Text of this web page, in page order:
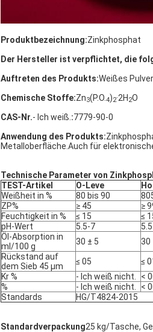
Produktbezeichnung:Zinkphosphat
Der Hersteller ist verpflichtet, die
Auftreten des Produkts:Weißes Pulver
Chemische Stoffe:Zn3(P.O. 4)2·2H2O
CAS-Nr.- Ich weiß. :7779-90-0
Anwendung des Produkts:
Metalloberfläche.Auch für
Technische Parameter von
TEST-Artikel
O-Leve
Weißheit in %
80 bis 90
ZP%
≥ 45 ≥
Feuchtigkeit in %
≤ 15 ≤
pH-Wert
5.5-7
Öl-Absorption in
ml/100 g
30 ± 5 30
Rückstand auf
dem Sieb 45 μm
≤ 05 ≤
Kr %
- Ich weiß nicht. <
%
- Ich weiß nicht. <
Standards
HG/T4824-2015
Standardverpackung25 kg/Tasche,